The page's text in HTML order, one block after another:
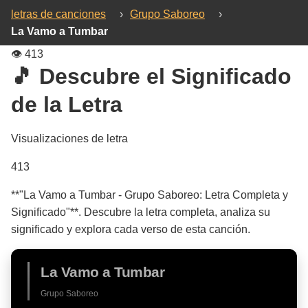
letras de canciones › Grupo Saboreo
›
La Vamo a Tumbar
👁️ 413
🎵 Descubre el Significado
de la Letra
Visualizaciones de letra
413
**"La Vamo a Tumbar - Grupo Saboreo: Letra Completa y
Significado"**. Descubre la letra completa, analiza su
significado y explora cada verso de esta canción.
La Vamo a Tumbar
Grupo Saboreo